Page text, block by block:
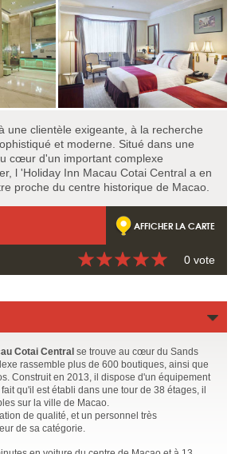
une clientèle exigeante, à la recherche
et moderne. Situé dans une
cœur d'un important complexe
l 'Holiday Inn Macau Cotai Central a en
proche du centre historique de Macao.
AFFICHER LA CARTE
0 vote
Cotai Central se trouve au cœur du Sands
rassemble plus de 600 boutiques, ainsi que
Construit en 2013, il dispose d'un équipement
qu'il est établi dans une tour de 38 étages, il
sur la ville de Macao.
de qualité, et un personnel très
de sa catégorie.